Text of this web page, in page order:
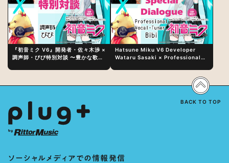
『初音ミク V6』開発者・佐々木渉 ×
調声師・びび特別対談 〜豊かな歌声
Hatsune Miku V6 Developer
Wataru Sasaki × Professional
Vocal Expression Lies in “Love
for the singing characters” and
ソーシャルメディアでの情報発信
BACK TO TOP